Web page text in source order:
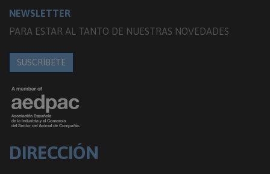
NEWSLETTER
PARA ESTAR AL TANTO DE NUESTRAS NOVEDADES
SUSCRÍBETE
DIRECCIÓN